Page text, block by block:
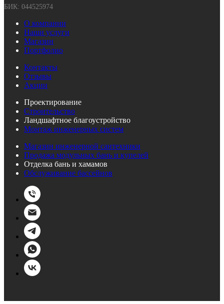
БИК: 044525974
О компании
Наши услуги
Магазин
Портфолио
Контакты
Отзывы
Акции
Проектирование
Строительство
Ландшафтное благоустройство
Монтаж инженерных систем
Магазин инженерной сантехники
Продажа модульных бань и купелей
Отделка бань и хамамов
Обслуживание бассейнов